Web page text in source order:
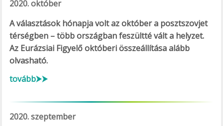
2020. október
A választások hónapja volt az október a posztszovjet
térségben – több országban feszültté vált a helyzet.
Az Eurázsiai Figyelő októberi összeállítása alább
olvasható.
tovább⮞⮞
2020. szeptember